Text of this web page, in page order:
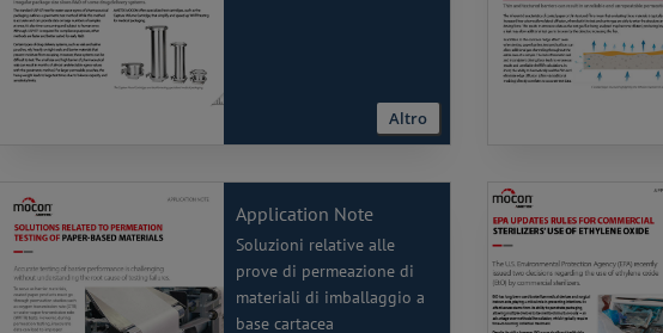
Altro
Application Note
Soluzioni relative alle
prove di permeazione di
materiali di imballaggio a
base cartacea